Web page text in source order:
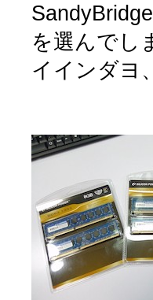
を選んでし
イインダヨ